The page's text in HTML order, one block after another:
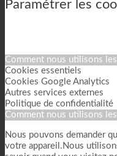
Paramétrer les
Comment nous utilisons
Cookies essentiels
Cookies Google Analytics
Autres services externes
Politique de confidentialité
Comment nous utilisons
Nous pouvons demander
votre appareil.Nous